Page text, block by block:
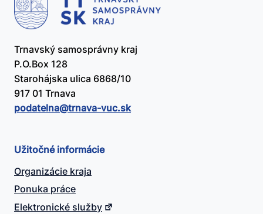
Trnavský samosprávny kraj
P.O.Box 128
Starohájska ulica 6868/10
917 01 Trnava
podatelna@​trnava-vuc.sk
Užitočné informácie
Organizácie kraja
Ponuka práce
Elektronické služby